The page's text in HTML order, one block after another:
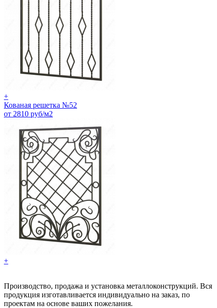
+
Кованая решетка №52
от 2810 руб/м2
+
Производство, продажа и установка металлоконструкций. Вся
продукция изготавливается индивидуально на заказ, по
проектам на основе ваших пожелания.